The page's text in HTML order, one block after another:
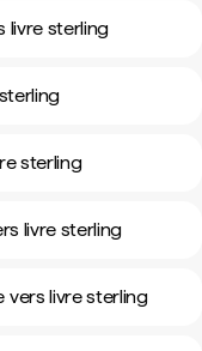
livre sterling
sterling
livre sterling
vers livre sterling